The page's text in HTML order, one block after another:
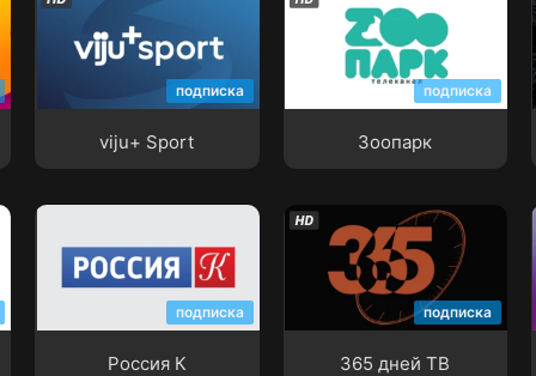
подписка
viju+ Sport
подписка
Зоопарк
подписка
Россия К
подписка
365 дней ТВ
365 дней ТВ